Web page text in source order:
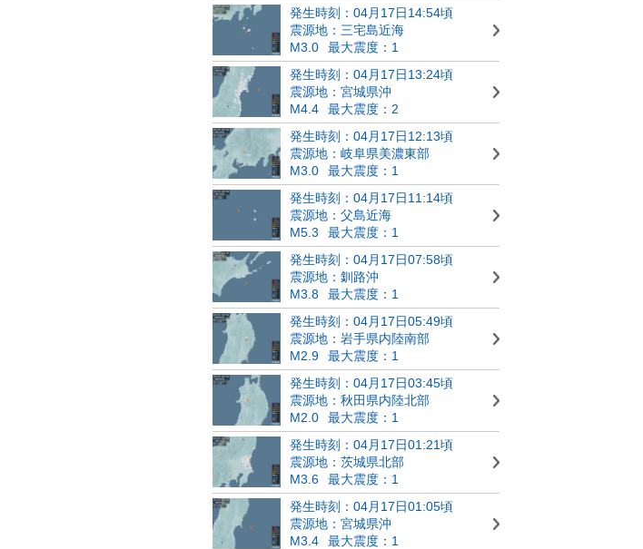
発生時刻：04月17日14:54頃
震源地：三宅島近海
M3.0
最大震度：1
発生時刻：04月17日13:24頃
震源地：宮城県沖
M4.4
最大震度：2
発生時刻：04月17日12:13頃
震源地：岐阜県美濃東部
M3.0
最大震度：1
発生時刻：04月17日11:14頃
震源地：父島近海
M5.3
最大震度：1
発生時刻：04月17日07:58頃
震源地：釧路沖
M3.8
最大震度：1
発生時刻：04月17日05:49頃
震源地：岩手県内陸南部
M2.9
最大震度：1
発生時刻：04月17日03:45頃
震源地：秋田県内陸北部
M2.0
最大震度：1
発生時刻：04月17日01:21頃
震源地：茨城県北部
M3.6
最大震度：1
発生時刻：04月17日01:05頃
震源地：宮城県沖
M3.4
最大震度：1